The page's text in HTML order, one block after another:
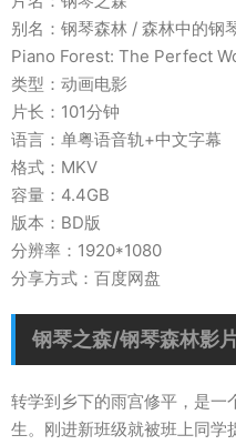
别名：钢琴森林 / 森林中的
Piano Forest: The Perfect
类型：动画电影
片长：101分钟
语言：单粤语音轨+中文字幕
格式：MKV
容量：4.4GB
版本：BD版
分辨率：1920*1080
分享方式：百度网盘
钢琴之森/钢琴森林影
转学到乡下的雨宫修平，是一
生。刚进新班级就被班上同学